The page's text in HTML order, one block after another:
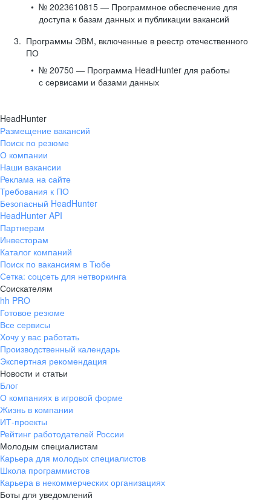
№ 2023610815 — Программное обеспечение для
доступа к базам данных и публикации вакансий
Программы ЭВМ, включенные в реестр отечественного
ПО
№ 20750 — Программа HeadHunter для работы
с сервисами и базами данных
HeadHunter
Размещение вакансий
Поиск по резюме
О компании
Наши вакансии
Реклама на сайте
Требования к ПО
Безопасный HeadHunter
HeadHunter API
Партнерам
Инвесторам
Каталог компаний
Поиск по вакансиям в Тюбе
Сетка: соцсеть для нетворкинга
Соискателям
hh PRO
Готовое резюме
Все сервисы
Хочу у вас работать
Производственный календарь
Экспертная рекомендация
Новости и статьи
Блог
О компаниях в игровой форме
Жизнь в компании
ИТ-проекты
Рейтинг работодателей России
Молодым специалистам
Карьера для молодых специалистов
Школа программистов
Карьера в некоммерческих организациях
Боты для уведомлений